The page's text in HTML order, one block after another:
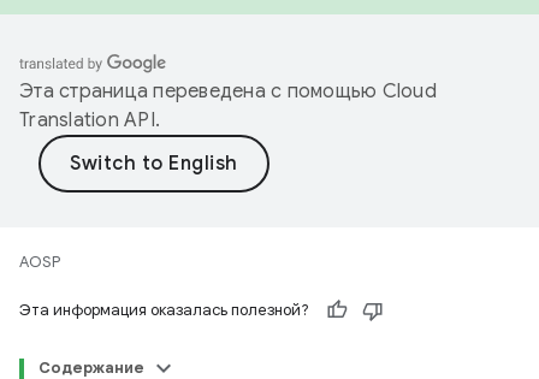
Эта страница переведена с помощью Cloud
Translation API.
AOSP
Эта информация оказалась полезной?
Содержание